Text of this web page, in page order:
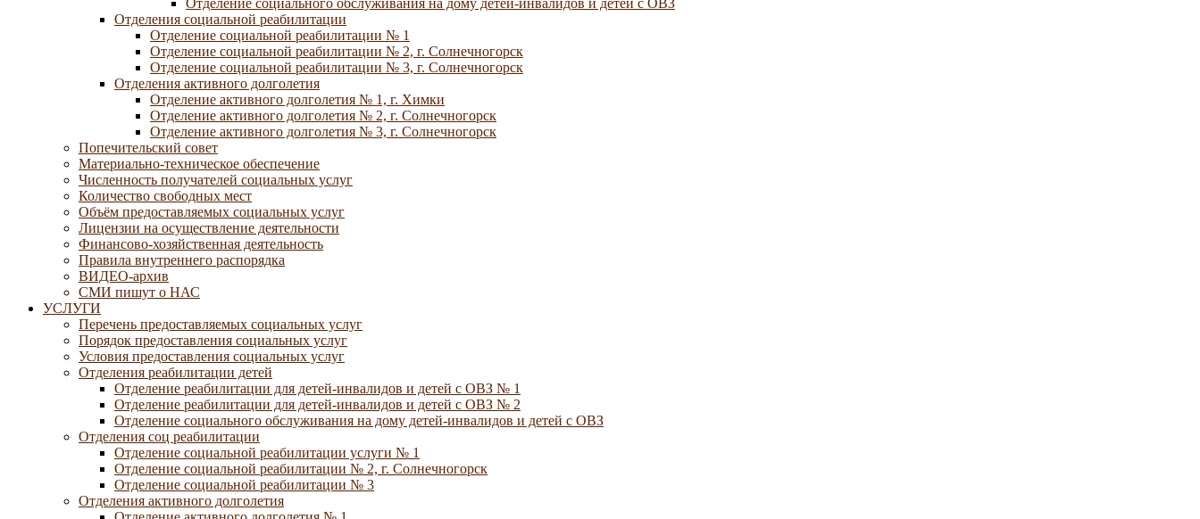
Отделение социального обслуживания на дому детей-инвалидов и детей с ОВЗ
Отделения социальной реабилитации
Отделение социальной реабилитации № 1
Отделение социальной реабилитации № 2, г. Солнечногорск
Отделение социальной реабилитации № 3, г. Солнечногорск
Отделения активного долголетия
Отделение активного долголетия № 1, г. Химки
Отделение активного долголетия № 2, г. Солнечногорск
Отделение активного долголетия № 3, г. Солнечногорск
Попечительский совет
Материально-техническое обеспечение
Численность получателей социальных услуг
Количество свободных мест
Объём предоставляемых социальных услуг
Лицензии на осуществление деятельности
Финансово-хозяйственная деятельность
Правила внутреннего распорядка
ВИДЕО-архив
СМИ пишут о НАС
УСЛУГИ
Перечень предоставляемых социальных услуг
Порядок предоставления социальных услуг
Условия предоставления социальных услуг
Отделения реабилитации детей
Отделение реабилитации для детей-инвалидов и детей с ОВЗ № 1
Отделение реабилитации для детей-инвалидов и детей с ОВЗ № 2
Отделение социального обслуживания на дому детей-инвалидов и детей с ОВЗ
Отделения соц реабилитации
Отделение социальной реабилитации услуги № 1
Отделение социальной реабилитации № 2, г. Солнечногорск
Отделение социальной реабилитации № 3
Отделения активного долголетия